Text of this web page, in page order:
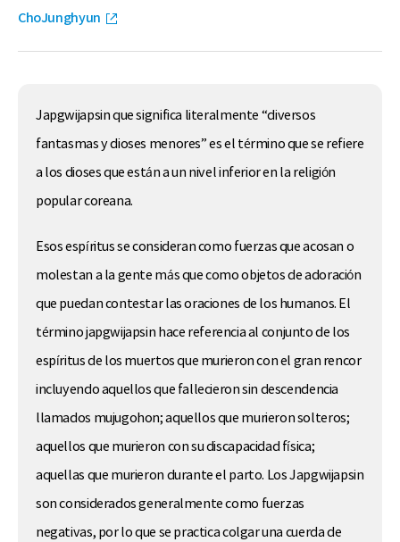
ChoJunghyun
Japgwijapsinque significa literalmente “diversos
fantasmas y dioses menores” es el término que se refiere
a los dioses que están a un nivel inferior en la religión
popular coreana.
Esos espíritus se consideran como fuerzas que acosan o
molestan a la gente más que como objetos de adoración
que puedan contestar las oraciones de los humanos. El
términojapgwijapsin hace referencia al conjunto de los
espíritus de los muertos que murieron con el gran rencor
incluyendo aquellos que fallecieron sin descendencia
llamados mujugohon; aquellos que murieron solteros;
aquellos que murieron con su discapacidad física;
aquellas que murieron durante el parto. LosJapgwijapsin
son considerados generalmente como fuerzas
negativas, por lo que se practica colgar una cuerda de